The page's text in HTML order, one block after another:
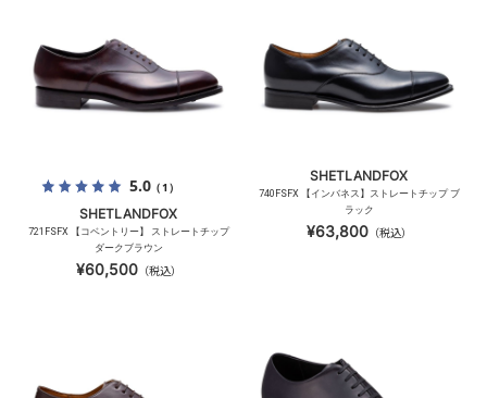
5.0（1）
SHETLANDFOX
721FSFX 【コベントリー】 ストレートチップ
ダークブラウン
¥60,500（税込）
SHETLANDFOX
740FSFX 【インバネス】ストレートチップ ブ
ラック
¥63,800（税込）